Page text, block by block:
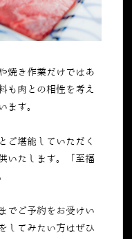
焼き作業だけではあ
も肉との相性を考え
ます。
ご堪能していただく
いたします。「至福
でご予約をお受けい
してみたい方はぜひ